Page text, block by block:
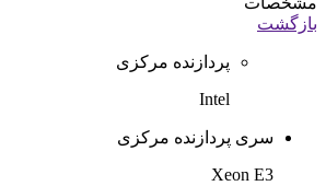
بازگشت
پردازنده مرکزی
Intel
سری پردازنده مرکزی
Xeon E3